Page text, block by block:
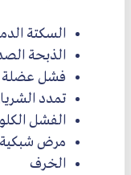
السكتة
الذبحة
فشل عضلة
تمدد
الفشل
مرض شبكية
الخرف